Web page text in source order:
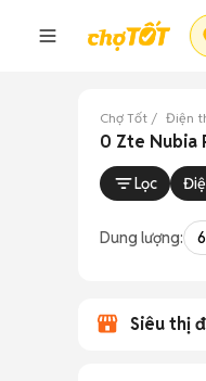
Chợ Tốt Điện
0 Zte Nubia
Lọc
Dung lượng:
Siêu thị